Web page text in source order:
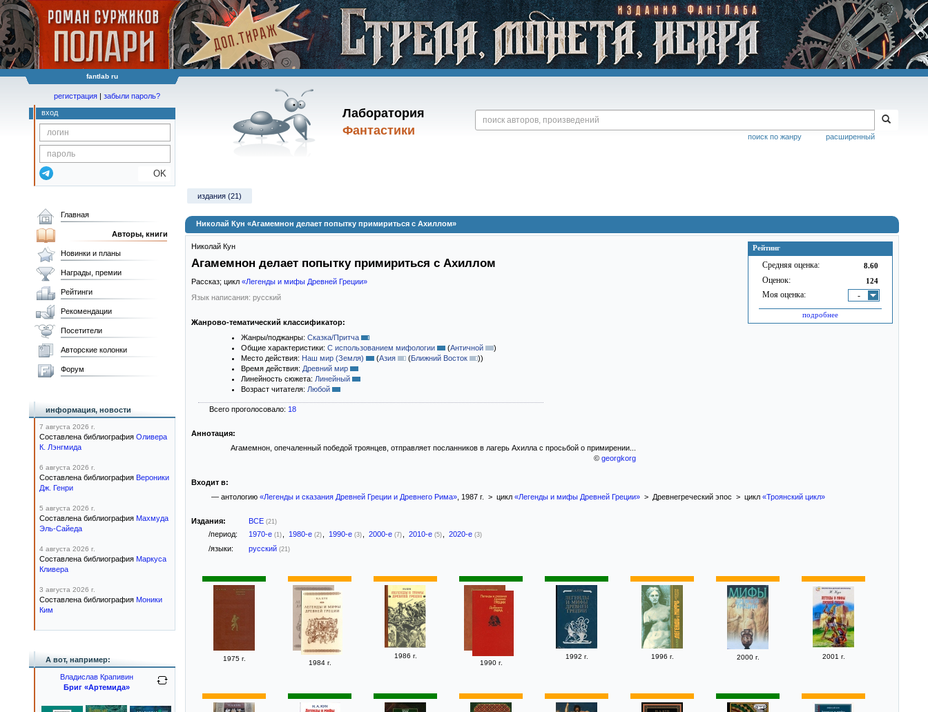
fantlab ru
Лаборатория
Фантастики
расширенный
поиск по жанру
регистрация | забыли пароль?
вход
OK
издания (21)
Николай Кун «Агамемнон делает попытку примириться с Ахиллом»
Рейтинг
Средняя оценка: 8.60
Оценок: 124
Моя оценка: -
подробнее
Николай Кун
Агамемнон делает попытку примириться с Ахиллом
Рассказ; цикл «Легенды и мифы Древней Греции»
Язык написания: русский
Жанрово-тематический классификатор:
Жанры/поджанры: Сказка/Притча
Общие характеристики: С использованием мифологии (Античной
)
Место действия: Наш мир (Земля) (Азия (Ближний Восток ))
Время действия: Древний мир
Линейность сюжета: Линейный
Возраст читателя: Любой
Всего проголосовало: 18
Аннотация:
Агамемнон, опечаленный победой троянцев, отправляет посланников в лагерь Ахилла с просьбой о примирении...
© georgkorg
Входит в:
— антологию «Легенды и сказания Древней Греции и Древнего Рима», 1987 г. > цикл «Легенды и мифы Древней Греции»> Древнегреческий эпос > цикл «Троянский цикл»
Издания: ВСЕ (21)
/период: 1970-е (1) 1980-е (2) 1990-е (3) 2000-е (7) 2010-е (5) 2020-е (3)
/языки: русский (21)
1975 г.
1984 г.
1986 г.
1990 г.
1992 г. 1996 г. 2000 г. 2001 г.
Главная
Авторы, книги
Новинки и планы
Награды, премии
Рейтинги
Рекомендации
Посетители
Авторские колонки
Форум
информация, новости
7 августа 2026 г.
Составлена библиография Оливера
К. Лэнгмида
6 августа 2026 г.
Составлена библиография Вероники
Дж. Генри
5 августа 2026 г.
Составлена библиография Махмуда
Эль-Сайеда
4 августа 2026 г.
Составлена библиография Маркуса
Кливера
3 августа 2026 г.
Составлена библиография Моники
Ким
А вот, например:
Владислав Крапивин
Бриг «Артемида»